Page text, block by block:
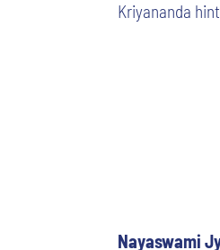
Kriyananda
Nayaswami